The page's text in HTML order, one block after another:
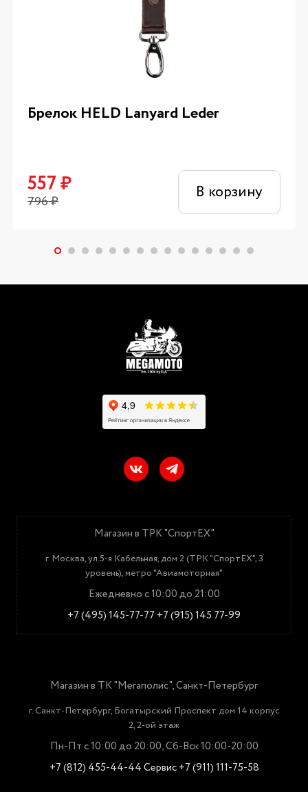
Брелок HELD Lanyard Leder
557₽
796₽ В корзину
Магазин в ТРК "СпортЕХ"
г. Москва, ул.5-я Кабельная, дом 2 (ТРК "СпортЕХ", 3
уровень), метро "Авиамоторная"
Ежедневно с 10:00 до 21:00
+7 (495) 145-77-77 +7 (915) 145 77-99
Магазин в ТК "Мегаполис", Санкт-Петербург
г. Санкт-Петербург, Богатырский Проспект дом 14 корпус
2, 2-ой этаж
Пн-Пт с 10:00 до 20:00, Сб-Вск 10:00-20:00
+7 (812) 455-44-44Сервис +7 (911) 111-75-58